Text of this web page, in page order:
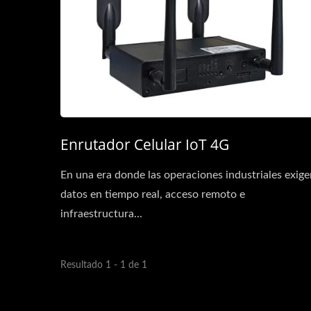
Enrutador Celular IoT 4G
En una era donde las operaciones industriales
datos en tiempo real, acceso remoto e
infraestructura...
Resultado 1 - 1 de 1